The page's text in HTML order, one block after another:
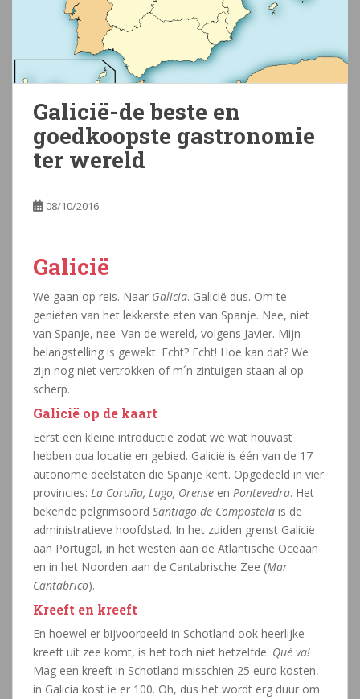
Galicië-de beste en
goedkoopste gastronomie
ter wereld
08/10/2016
Galicië
We gaan op reis. Naar Galicia. Galicië dus. Om te
genieten van het lekkerste eten van Spanje. Nee, niet
van Spanje, nee. Van de wereld, volgens Javier. Mijn
belangstelling is gewekt. Echt? Echt! Hoe kan dat? We
zijn nog niet vertrokken of m´n zintuigen staan al op
scherp.
Galicië op de kaart
Eerst een kleine introductie zodat we wat houvast
hebben qua locatie en gebied. Galicië is één van de 17
autonome deelstaten die Spanje kent. Opgedeeld in vier
provincies: La Coruña, Lugo, Orense en Pontevedra. Het
bekende pelgrimsoord Santiago de Compostela is de
administratieve hoofdstad. In het zuiden grenst Galicië
aan Portugal, in het westen aan de Atlantische Oceaan
en in het Noorden aan de Cantabrische Zee (Mar
Cantabrico).
Kreeft en kreeft
En hoewel er bijvoorbeeld in Schotland ook heerlijke
kreeft uit zee komt, is het toch niet hetzelfde. Qué va!
Mag een kreeft in Schotland misschien 25 euro kosten,
in Galicia kost ie er 100. Oh, dus het wordt erg duur om